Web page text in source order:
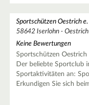
Sportschützen Oestrich e.
58642 Iserlohn -
Keine Bewertungen
Sportschützen Oestrich
Der beliebte Sportclub
Sportaktivitäten an:
Erkundigen Sie sich